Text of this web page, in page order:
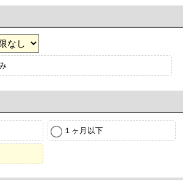
１ヶ月以下